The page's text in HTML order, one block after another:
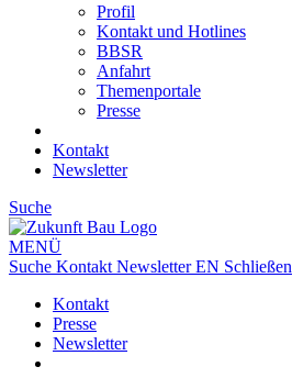
Profil
Kontakt und Hotlines
BBSR
Anfahrt
Themenportale
Presse
Kontakt
Newsletter
Suche
MENÜ
Suche Kontakt NewsletterEN Schließen
Kontakt
Presse
Newsletter